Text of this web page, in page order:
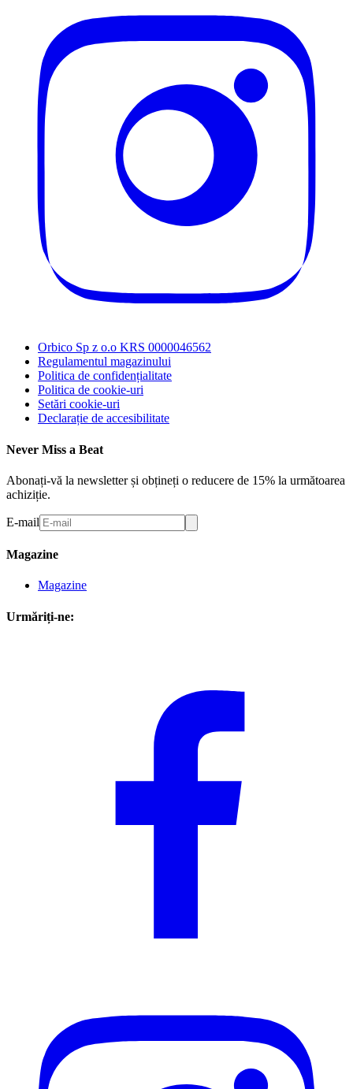
Orbico Sp z o.o KRS 0000046562
Regulamentul magazinului
Politica de confidențialitate
Politica de cookie-uri
Setări cookie-uri
Declarație de accesibilitate
Never Miss a Beat
Abonați-vă la newsletter și obțineți o reducere de 15% la următoarea
achiziție.
E-mail
Magazine
Magazine
Urmăriți-ne: